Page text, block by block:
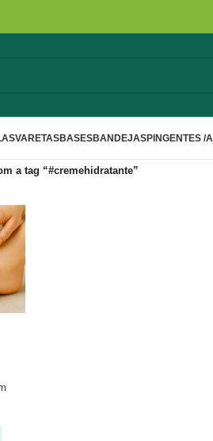
VARETASBASESBANDEJASPINGENTES /
a tag “#cremehidratante”